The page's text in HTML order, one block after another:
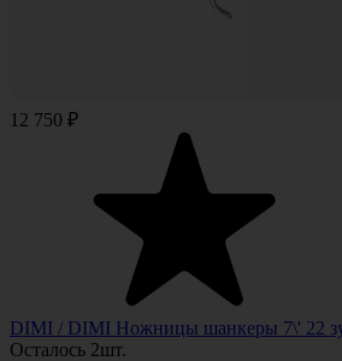
12 750 ₽
DIMI / DIMI Ножницы шанкеры 7\' 22
Осталось 2шт.